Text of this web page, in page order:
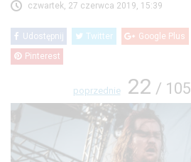
czwartek, 27 czerwca 2019, 15:39
Udostępnij Twitter Google Plus
Pinterest
poprzednie 22 / 105